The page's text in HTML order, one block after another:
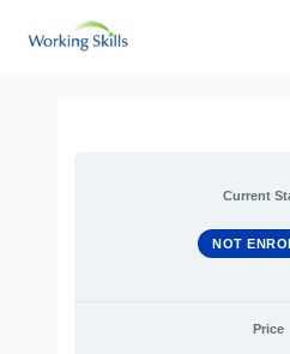
Current
NOT
Price